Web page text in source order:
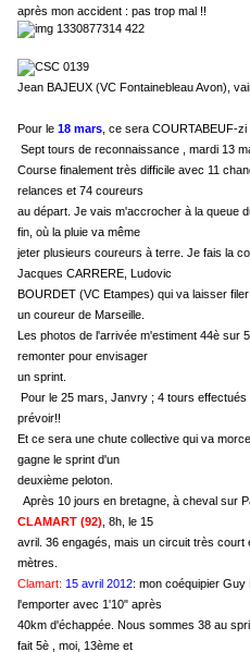
après mon accident : pas trop mal !!
Jean BAJEUX (VC Fontainebleau Avon),
Pour le 18 mars , ce sera COURTABEUF-
Sept tours de reconnaissance , mardi 13
Course finalement très difficile avec 11
relances et 74 coureurs
au départ. Je vais m'accrocher à la queue
fin, où la pluie va même
jeter plusieurs coureurs à terre. Je fais la
Jacques CARRERE, Ludovic
BOURDET (VC Etampes) qui va laisser
un coureur de Marseille.
Les photos de l'arrivée m'estiment 44è sur
remonter pour envisager
un sprint.
Pour le 25 mars, Janvry ; 4 tours
prévoir!!
Et ce sera une chute collective qui va
gagne le sprint d'un
deuxième peloton.
Après 10 jours en bretagne, à cheval sur
CLAMART (92) , 8h, le 15
avril. 36 engagés, mais un circuit très court
mètres.
Clamart: 15 avril 2012: mon coéquipier
l'emporter avec 1'10" après
40km d'échappée. Nous sommes 38 au
fait 5è , moi, 13ème et